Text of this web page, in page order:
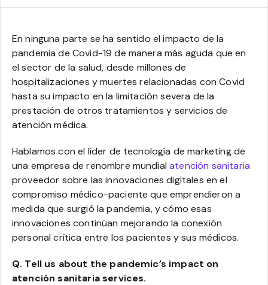
En ninguna parte se ha sentido el impacto de la
pandemia de Covid-19 de manera más aguda que en
el sector de la salud, desde millones de
hospitalizaciones y muertes relacionadas con Covid
hasta su impacto en la limitación severa de la
prestación de otros tratamientos y servicios de
atención médica.
Hablamos con el líder de tecnología de marketing de
una empresa de renombre mundialatención sanitaria
proveedor sobre las innovaciones digitales en el
compromiso médico-paciente que emprendieron a
medida que surgió la pandemia, y cómo esas
innovaciones continúan mejorando la conexión
personal crítica entre los pacientes y sus médicos.
Q. Tell us about the pandemic’s impact on
atención sanitaria services.